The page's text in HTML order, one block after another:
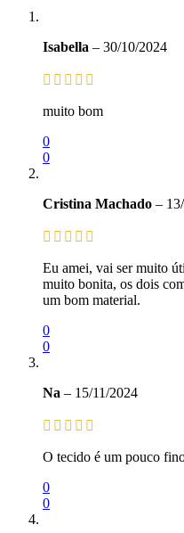
Isabella – 30/10/2024
muito bom
0
0
Cristina Machado –
Eu amei, vai ser muito
muito bonita, os dois
um bom material.
0
0
Na – 15/11/2024
O tecido é um pouco
0
0